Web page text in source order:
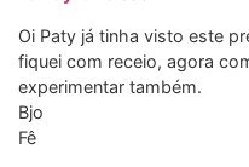
Oi Paty já tinha visto este
fiquei com receio, agora
experimentar também.
Bjo
Fê